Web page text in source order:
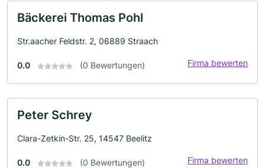
Bäckerei Thomas Pohl
Str.aacher Feldstr. 2, 06889 Straach
0.0 (0 Bewertungen) Firma bewerten
Peter Schrey
Clara-Zetkin-Str. 25, 14547 Beelitz
0.0 (0 Bewertungen) Firma bewerten